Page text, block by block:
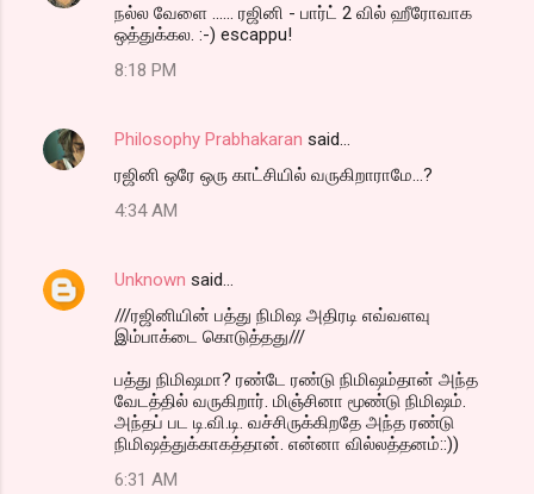
நல்ல வேளை ...... ரஜினி - பார்ட் 2 வில் ஹீரோவாக
ஒத்துக்கல. :-) escappu!
8:18 PM
Philosophy Prabhakaran said…
ரஜினி ஒரே ஒரு காட்சியில் வருகிறாராமே...?
4:34 AM
Unknown said…
///ரஜினியின் பத்து நிமிஷ அதிரடி எவ்வளவு
இம்பாக்டை கொடுத்தது///
பத்து நிமிஷமா? ரண்டே ரண்டு நிமிஷம்தான் அந்த
வேடத்தில் வருகிறார். மிஞ்சினா மூண்டு நிமிஷம்.
அந்தப் பட டி.வி.டி. வச்சிருக்கிறதே அந்த ரண்டு
நிமிஷத்துக்காகத்தான். என்னா வில்லத்தனம்::))
6:31 AM